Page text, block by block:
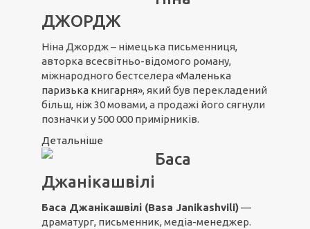
ДЖОРДЖ
Ніна Джордж – німецька письменниця,
авторка всесвітньо-відомого роману,
міжнародного бестселера «Маленька
паризька книгарня», який був перекладений
більш, ніж 30 мовами, а продажі його сягнули
позначки у 500 000 примірників.
Детальніше
Баса
Джанікашвілі
Баса Джанікашвілі (Basa Janikashvili)—
драматург, письменник, медіа-менеджер.